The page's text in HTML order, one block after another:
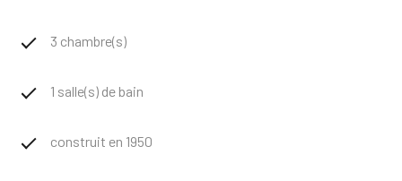
3 chambre(s)
1 salle(s) de bain
construit en 1950